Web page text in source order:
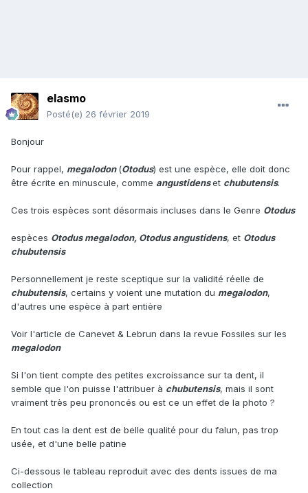
elasmo
Posté(e) 26 février 2019
Bonjour
Pour rappel, megalodon(Otodus) est une espèce, elle doit donc
être écrite en minuscule, comme angustidenset chubutensis.
Ces trois espèces sont désormais incluses dans le Genre Otodus
espèces Otodus megalodon, Otodus angustidens, et Otodus
chubutensis
Personnellement je reste sceptique sur la validité réelle de
chubutensis, certains y voient une mutation du megalodon,
d'autres une espèce à part entière
Voir l'article de Canevet & Lebrun dans la revue Fossiles sur les
megalodon
Si l'on tient compte des petites excroissance sur ta dent, il
semble que l'on puisse l'attribuer à chubutensis, mais il sont
vraiment très peu prononcés ou est ce un effet de la photo ?
En tout cas la dent est de belle qualité pour du falun, pas trop
usée, et d'une belle patine
Ci-dessous le tableau reproduit avec des dents issues de ma
collection